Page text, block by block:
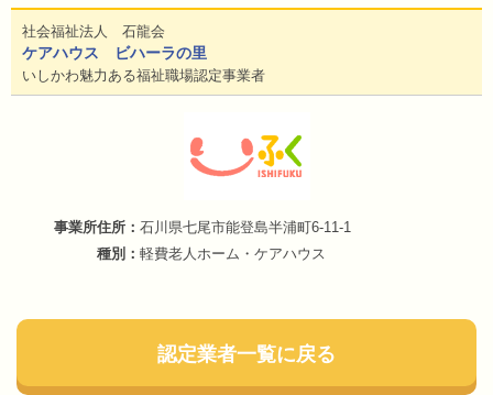
社会福祉法人 石龍会
ケアハウス ビハーラの里
いしかわ魅力ある福祉職場認定事業者
石川県七尾市能登島半浦町6-11-1
軽費老人ホーム・ケアハウス
認定業者一覧に戻る